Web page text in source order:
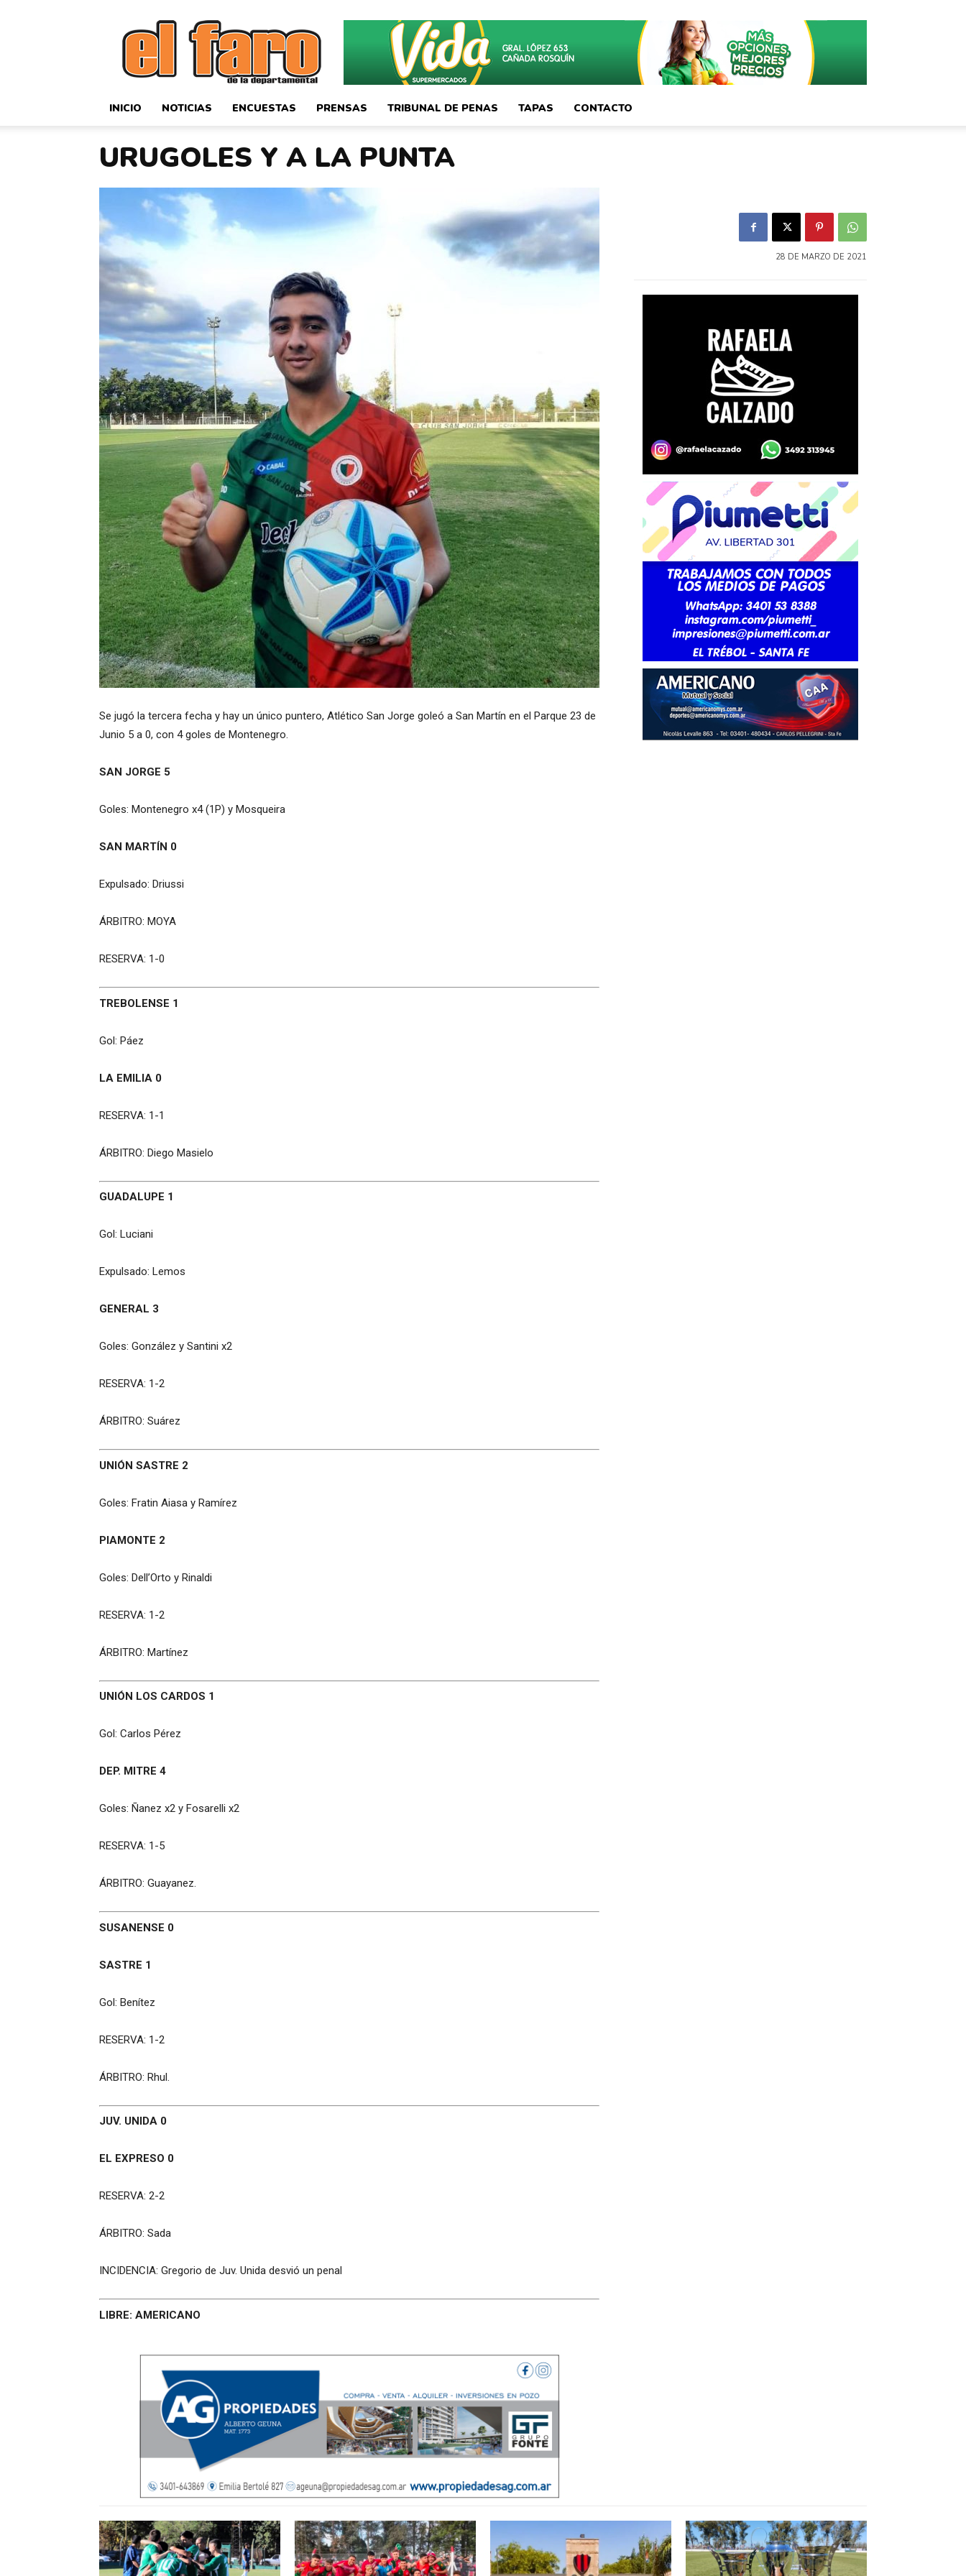
El
Faro
Deportivo
INICIO NOTICIAS ENCUESTAS PRENSAS TRIBUNAL DE PENAS TAPAS CONTACTO
URUGOLES Y A LA PUNTA
Se jugó la tercera fecha y hay un único puntero, Atlético San Jorge goleó a San Martín en el Parque 23 de
Junio 5 a 0, con 4 goles de Montenegro.
SAN JORGE 5
Goles: Montenegro x4 (1P) y Mosqueira
SAN MARTÍN 0
Expulsado: Driussi
ÁRBITRO: MOYA
RESERVA: 1-0
TREBOLENSE 1
Gol: Páez
LA EMILIA 0
RESERVA: 1-1
ÁRBITRO: Diego Masielo
GUADALUPE 1
Gol: Luciani
Expulsado: Lemos
GENERAL 3
Goles: González y Santini x2
RESERVA: 1-2
ÁRBITRO: Suárez
UNIÓN SASTRE 2
Goles: Fratin Aiasa y Ramírez
PIAMONTE 2
Goles: Dell’Orto y Rinaldi
RESERVA: 1-2
ÁRBITRO: Martínez
UNIÓN LOS CARDOS 1
Gol: Carlos Pérez
DEP. MITRE 4
Goles: Ñanez x2 y Fosarelli x2
RESERVA: 1-5
ÁRBITRO: Guayanez.
SUSANENSE 0
SASTRE 1
Gol: Benítez
RESERVA: 1-2
ÁRBITRO: Rhul.
JUV. UNIDA 0
EL EXPRESO 0
RESERVA: 2-2
ÁRBITRO: Sada
INCIDENCIA: Gregorio de Juv. Unida desvió un penal
LIBRE: AMERICANO
28 DE MARZO DE 2021